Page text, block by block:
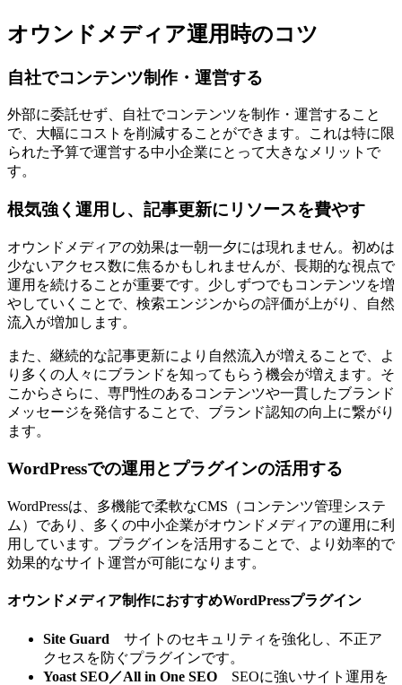
オウンドメディア運用時のコツ
自社でコンテンツ制作・運営する
外部に委託せず、自社でコンテンツを制作・運営すること
で、大幅にコストを削減することができます。これは特に限
られた予算で運営する中小企業にとって大きなメリットで
す。
根気強く運用し、記事更新にリソースを費やす
オウンドメディアの効果は一朝一夕には現れません。初めは
少ないアクセス数に焦るかもしれませんが、長期的な視点で
運用を続けることが重要です。少しずつでもコンテンツを増
やしていくことで、検索エンジンからの評価が上がり、自然
流入が増加します。
また、継続的な記事更新により自然流入が増えることで、よ
り多くの人々にブランドを知ってもらう機会が増えます。そ
こからさらに、専門性のあるコンテンツや一貫したブランド
メッセージを発信することで、ブランド認知の向上に繋がり
ます。
WordPressでの運用とプラグインの活用する
WordPressは、多機能で柔軟なCMS（コンテンツ管理システ
ム）であり、多くの中小企業がオウンドメディアの運用に利
用しています。プラグインを活用することで、より効率的で
効果的なサイト運営が可能になります。
オウンドメディア制作におすすめWordPressプラグイン
Site Guard サイトのセキュリティを強化し、不正ア
クセスを防ぐプラグインです。
Yoast SEO／All in One SEO SEOに強いサイト運用を